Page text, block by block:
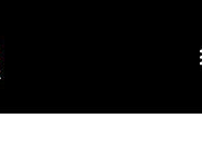
/
Audio 2.8mm DS-